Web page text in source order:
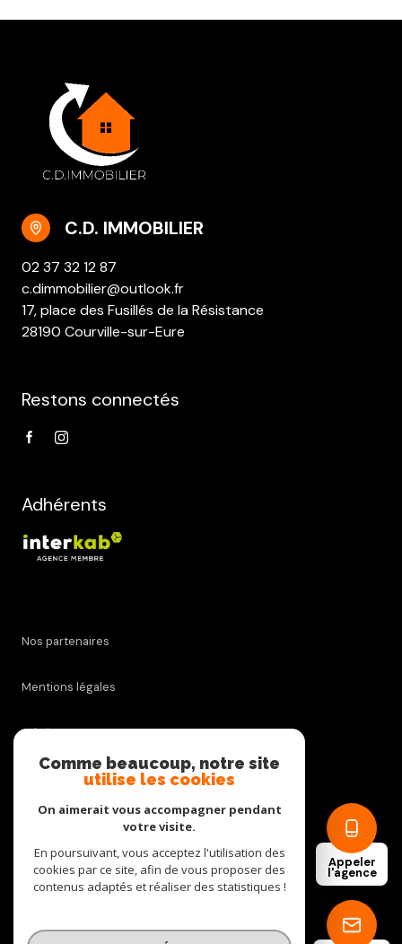
Appeler
l'agence
C.D. IMMOBILIER
02 37 32 12 87
c.dimmobilier@outlook.fr
17, place des Fusillés de la Résistance
28190 Courville-sur-Eure
Restons connectés
Adhérents
Nos partenaires
Mentions légales
Admin
Nos honoraires
Cookies
© 2026 | Tous droits réservés
Comme beaucoup, notre site
utilise les cookies
On aimerait vous accompagner pendant
votre visite.
En poursuivant, vous acceptez l'utilisation des
cookies par ce site, afin de vous proposer des
contenus adaptés et réaliser des statistiques !